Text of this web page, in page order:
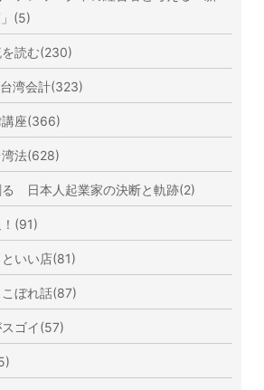
(5)
読む(230)
湾会計(323)
講座(366)
法(628)
る 日本人起業家の決断と軌跡(2)
(91)
いい店(81)
ぼれ話(87)
ゴイ(57)